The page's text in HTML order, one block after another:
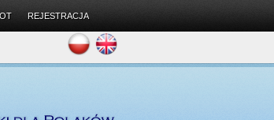
REJESTRACJA